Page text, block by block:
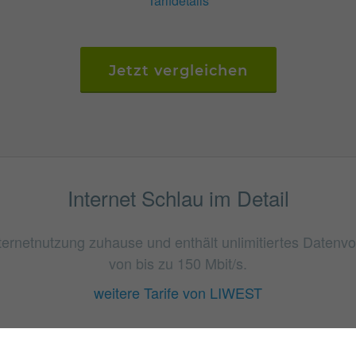
Jetzt vergleichen
Internet Schlau im Detail
zuhause und enthält unlimitiertes
von bis zu 150 Mbit/s.
weitere Tarife von LIWEST